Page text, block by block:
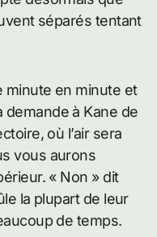
séparés tentant
minute en minute et
à Kane de
où l’air sera
vous aurons
« Non » dit
la plupart de leur
de temps.